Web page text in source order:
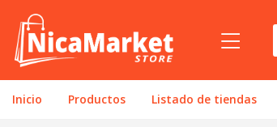
Inicio Productos Listado de tiendas